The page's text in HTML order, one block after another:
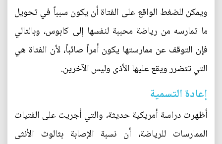
ويمكن للضغط الواقع على الفتاة أن يكون سبباً في تحويل
ما تمارسه من رياضة محببة لنفسها إلى كابوس، وبالتالي
فإن التوقف عن ممارستها يكون أمراً صائباً، لأن الفتاة هي
التي تتضرر ويقع عليها الأذى وليس الآخرين.
إعادة التسمية
أظهرت دراسة أمريكية حديثة، والتي أجريت على الفتيات
الممارسات للرياضة، أن نسبة الإصابة بثالوث الأنثى